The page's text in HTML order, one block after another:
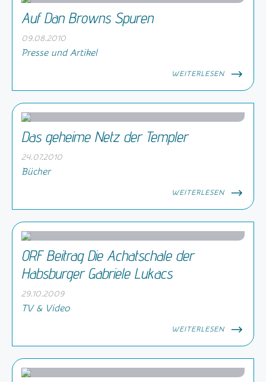
Auf Dan Browns Spuren
09.08.2010
Presse und Artikel
WEITERLESEN
Das geheime Netz der Templer
24.07.2010
Bücher
WEITERLESEN
ORF Beitrag Die Achatschale der
Habsburger Gabriele Lukacs
29.10.2009
TV & Video
WEITERLESEN